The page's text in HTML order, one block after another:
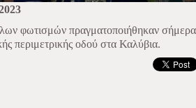
φωτισμών πραγματοποιήθηκαν σήμερα
περιμετρικής οδού στα Καλύβια.